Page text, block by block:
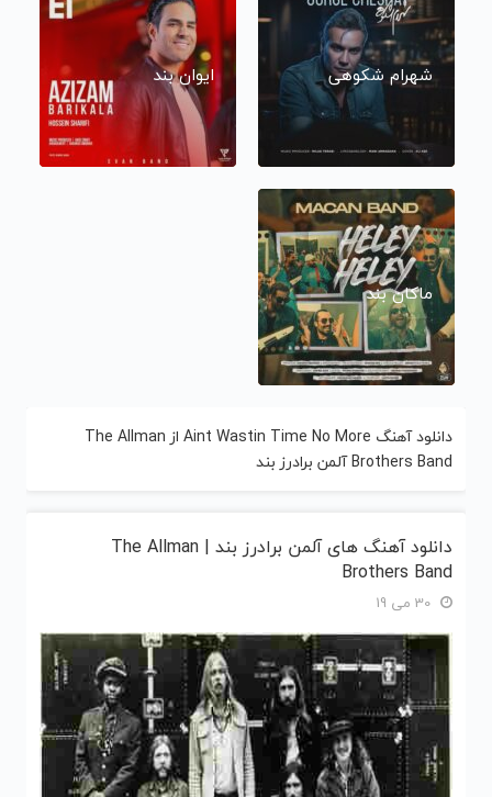
شهرام شکوهی ایوان بند
ماکان بند
دانلود آهنگ Aint Wastin Time No More از The Allman
Brothers Band آلمن برادرز بند
دانلود آهنگ های آلمن برادرز بند | The Allman
Brothers Band